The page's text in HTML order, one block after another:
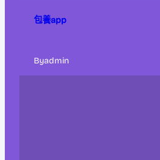
包養app
Byadmin